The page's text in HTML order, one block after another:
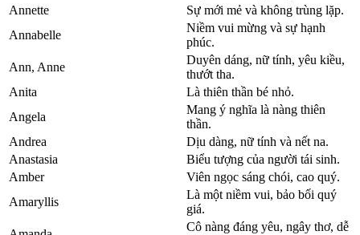
Annette
Sự mới mẻ và không trùng lặp.
Annabelle
Niềm vui mừng và sự hạnh
phúc.
Ann, Anne
Duyên dáng, nữ tính, yêu kiều,
thướt tha.
Anita
Là thiên thần bé nhỏ.
Angela
Mang ý nghĩa là nàng thiên
thần.
Andrea
Dịu dàng, nữ tính và nết na.
Anastasia
Biểu tượng của người tái sinh.
Amber
Viên ngọc sáng chói, cao quý.
Amaryllis
Là một niềm vui, bảo bối quý
giá.
Cô nàng đáng yêu, ngây thơ, dễ